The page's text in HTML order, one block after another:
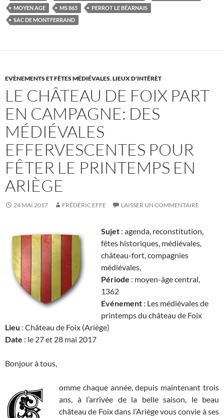
MOYEN AGE
MS 865
PERROT LE BÉARNAIS
SAC DE MONTFERRAND
EVÈNEMENTS ET FÊTES MÉDIÉVALES,LIEUX D'INTÊRÈT
LE CHÂTEAU DE FOIX PART
EN CAMPAGNE: DES
MÉDIÉVALES
EFFERVESCENTES POUR
FÊTER LE PRINTEMPS EN
ARIÈGE
24 MAI 2017 FRÉDÉRIC EFFE LAISSER UN COMMENTAIRE
Sujet : agenda, reconstitution,
fêtes historiques, médiévales,
château-fort, compagnies
médiévales,
Période : moyen-âge central,
1362
Evénement : Les médiévales de
printemps du château de Foix
Lieu : Château de Foix (Ariège)
Date : le 27 et 28 mai 2017
Bonjour à tous,
omme chaque année, depuis maintenant trois
ans, à l’arrivée de la belle saison, le beau
château de Foix dans l’Ariège vous convie à ses